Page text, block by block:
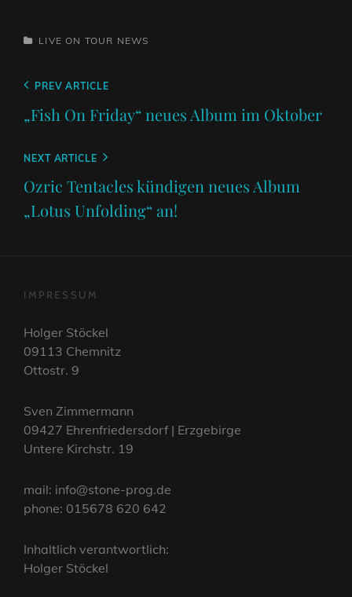
CATEGORIES
LIVE ON TOUR NEWS
Beitragsnavigation
Previous
Post
PREV ARTICLE
„Fish On Friday“ neues Album im Oktober
Next
Post
NEXT ARTICLE
Ozric Tentacles kündigen neues Album
„Lotus Unfolding“ an!
IMPRESSUM
Holger Stöckel
09113 Chemnitz
Ottostr. 9
Sven Zimmermann
09427 Ehrenfriedersdorf | Erzgebirge
Untere Kirchstr. 19
mail: info@stone-prog.de
phone: 015678 620 642
Inhaltlich verantwortlich:
Holger Stöckel